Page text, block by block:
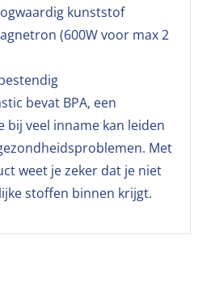
kunststof
(600W voor max 2
bevat BPA, een
bij veel inname kan leiden
Met
weet je zeker dat je niet
stoffen binnen krijgt.